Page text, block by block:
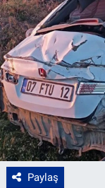
Paylaş